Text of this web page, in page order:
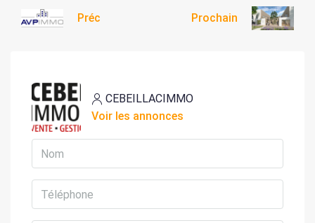
Préc Prochain
CEBEILLACIMMO
Voir les annonces